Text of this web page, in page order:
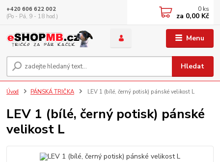
Menu
Hledat
+420 606 622 002
(Po - Pá, 9 - 18 hod.)
0 ks
za 0,00 Kč
Úvod PÁNSKÁ TRIČKA LEV 1 (bílé, černý potisk) pánské velikost L
LEV 1 (bílé, černý potisk) pánské
velikost L